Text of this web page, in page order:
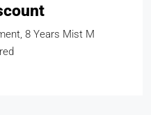
8 Years Mist M